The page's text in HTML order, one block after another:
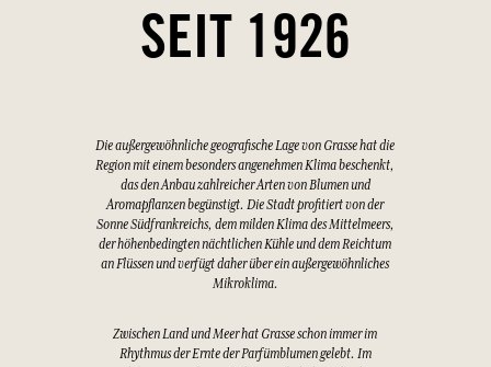
SEIT 1926
Die außergewöhnliche geografische Lage von Grasse hat die
Region mit einem besonders angenehmen Klima beschenkt,
das den Anbau zahlreicher Arten von Blumen und
Aromapflanzen begünstigt. Die Stadt profitiert von der
Sonne Südfrankreichs, dem milden Klima des Mittelmeers,
der höhenbedingten nächtlichen Kühle und dem Reichtum
an Flüssen und verfügt daher über ein außergewöhnliches
Mikroklima.
Zwischen Land und Meer hat Grasse schon immer im
Rhythmus der Ernte der Parfümblumen gelebt. Im